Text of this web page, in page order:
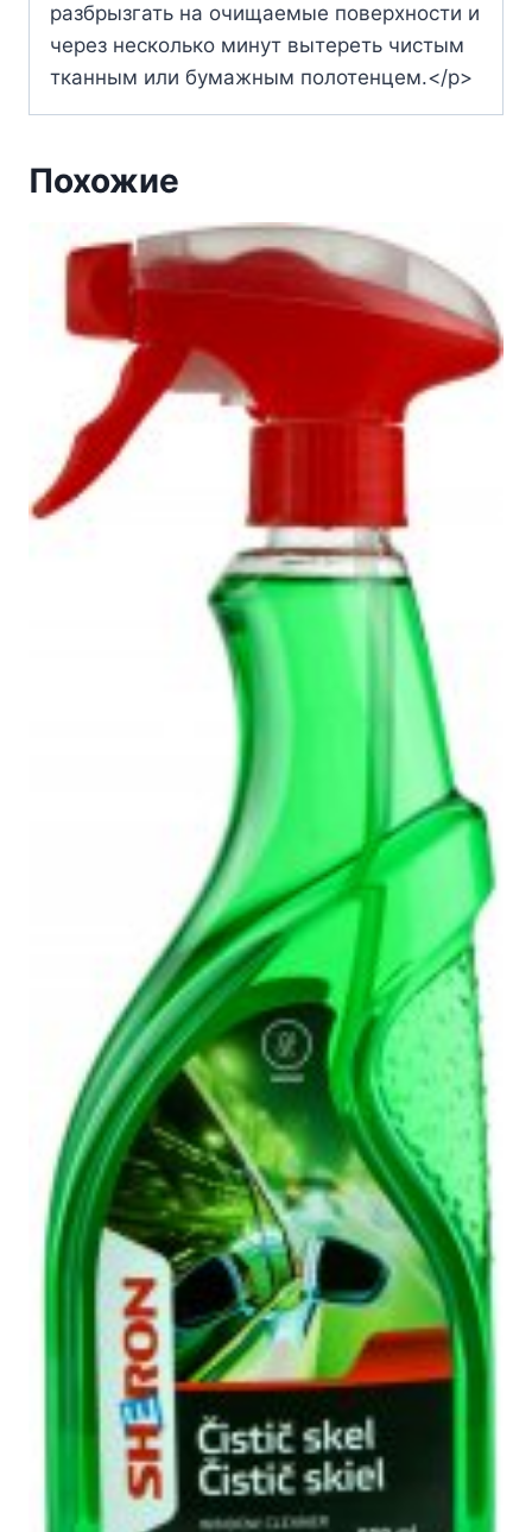
разбрызгать на очищаемые поверхности и
через несколько минут вытереть чистым
тканным или бумажным полотенцем.</p>
Похожие